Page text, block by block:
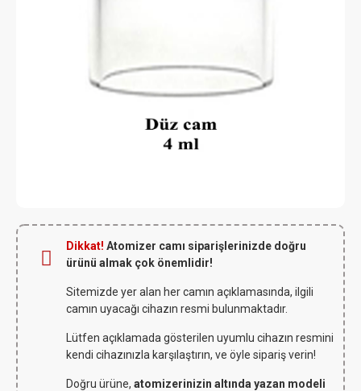
Dikkat! Atomizer camı siparişlerinizde doğru
ürünü almak çok önemlidir!
Sitemizde yer alan her camın açıklamasında, ilgili
camın uyacağı cihazın resmi bulunmaktadır.
Lütfen açıklamada gösterilen uyumlu cihazın resmini
kendi cihazınızla karşılaştırın, ve öyle sipariş verin!
Doğru ürüne, atomizerinizin altında yazan modeli